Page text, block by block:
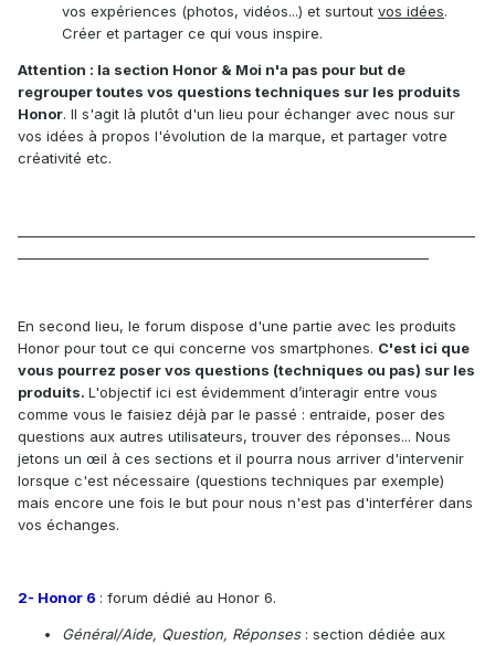
vos expériences (photos, vidéos...) et surtout vos idées.
Créer et partager ce qui vous inspire.
Attention : la section Honor & Moi n'a pas pour but de
regrouper toutes vos questions techniques sur les produits
Honor. Il s'agit là plutôt d'un lieu pour échanger avec nous sur
vos idées à propos l'évolution de la marque, et partager votre
créativité etc.
En second lieu, le forum dispose d'une partie avec les produits
Honor pour tout ce qui concerne vos smartphones. C'est ici que
vous pourrez poser vos questions (techniques ou pas) sur les
produits. L'objectif ici est évidemment d’interagir entre vous
comme vous le faisiez déjà par le passé : entraide, poser des
questions aux autres utilisateurs, trouver des réponses... Nous
jetons un œil à ces sections et il pourra nous arriver d'intervenir
lorsque c'est nécessaire (questions techniques par exemple)
mais encore une fois le but pour nous n'est pas d'interférer dans
vos échanges.
2- Honor 6 : forum dédié au Honor 6.
Général/Aide, Question, Réponses : section dédiée aux